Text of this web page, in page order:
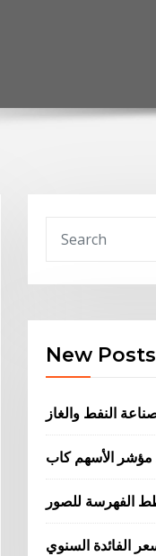
New Posts
النفط والغاز
مؤشر الأسهم كاب
الفهرسة للصور
الفائدة السنوي